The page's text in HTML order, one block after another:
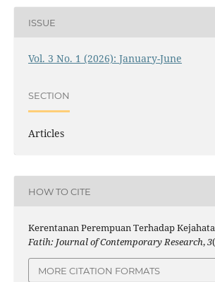
ISSUE
Vol. 3 No. 1 (2026): January-June
SECTION
Articles
HOW TO CITE
Kerentanan Perempuan Terhadap
Fatih: Journal of Contemporary Research,3
MORE CITATION FORMATS